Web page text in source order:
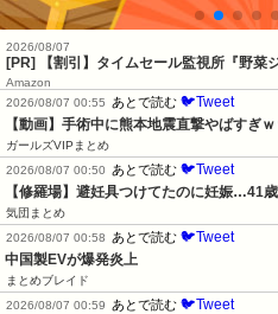
2026/08/07
[PR] 【割引】タイムセール監視所『野菜
Amazon
2026/08/07 00:55
あとで読む 🐦Tweet
【動画】手術中に熊本地震直撃やばすぎ
ガールズVIPまとめ
2026/08/07 00:50
あとで読む 🐦Tweet
【修羅場】避妊具つけてたのに妊娠…41
気団まとめ
2026/08/07 00:58
あとで読む 🐦Tweet
中国製EVが爆発炎上
まとめブレイド
2026/08/07 00:59
あとで読む 🐦Tweet